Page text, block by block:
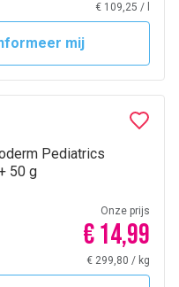
€ 109,25 /
mij
Pediatrics
50 g
Onze prijs
€ 14,99
€ 299,80 / kg